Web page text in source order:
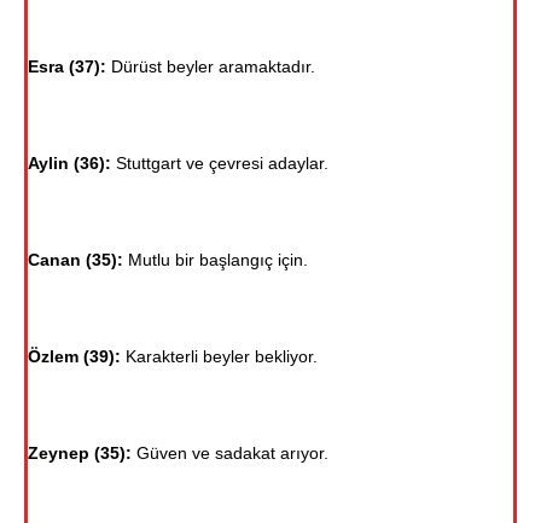
Esra (37): Dürüst beyler aramaktadır.
Aylin (36): Stuttgart ve çevresi adaylar.
Canan (35): Mutlu bir başlangıç için.
Özlem (39): Karakterli beyler bekliyor.
Zeynep (35): Güven ve sadakat arıyor.